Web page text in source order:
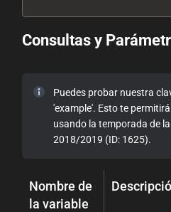
Consultas y
Puedes probar nuestra
'example'. Esto te
usando la temporada de
2018/2019 (ID: 1625).
Nombre de
la variable